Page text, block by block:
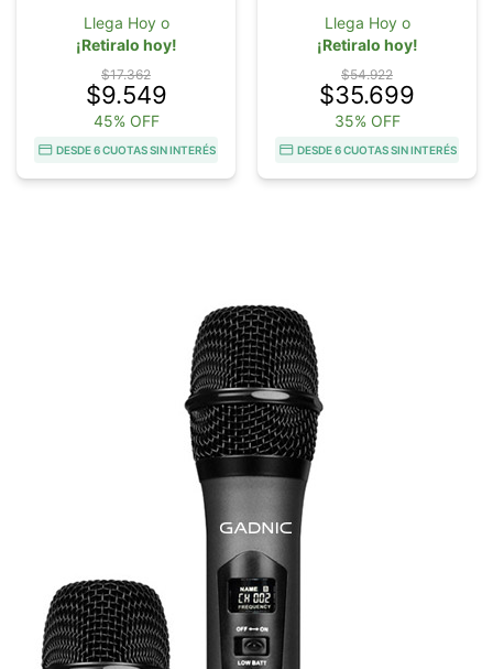
Llega Hoy o
¡Retiralo hoy!
$17.362
$9.549
45% OFF
DESDE 6 CUOTAS SIN INTERÉS
Llega Hoy o
¡Retiralo hoy!
$54.922
$35.699
35% OFF
DESDE 6 CUOTAS SIN INTERÉS